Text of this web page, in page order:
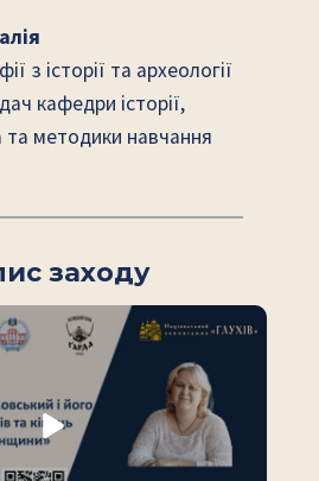
з історії та археології
кафедри історії,
та методики навчання
заходу